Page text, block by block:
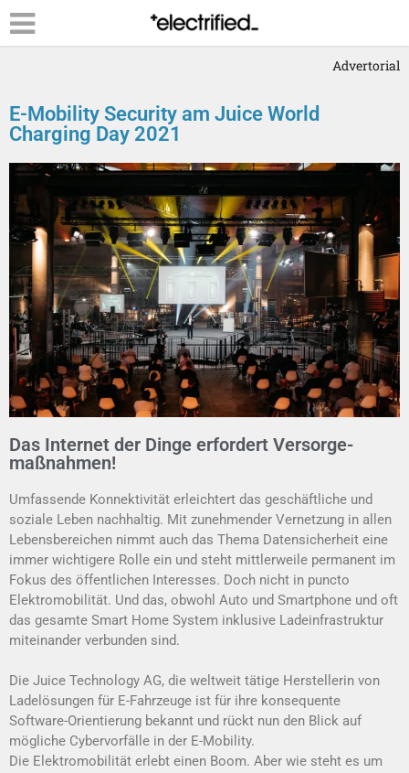
Advertorial
E-Mobility Security am Juice World
Charging Day 2021
Das Internet der Dinge erfordert Versorge­
maßnahmen!
Umfassende Konnektivität erleichtert das geschäft­liche und
soziale Leben nachhaltig. Mit zunehmender Vernetzung in allen
Lebensbereichen nimmt auch das Thema Datensicherheit eine
immer wichtigere Rolle ein und steht mittlerweile permanent im
Fokus des öffent­lichen Interesses. Doch nicht in puncto
Elektro­mobilität. Und das, obwohl Auto und Smartphone und oft
das gesamte Smart Home System inklusive Lade­infrastruktur
miteinander verbunden sind.
Die Juice Technology AG, die weltweit tätige Her­stellerin von
Ladelösungen für E-Fahrzeuge ist für ihre konsequente
Software-Orientierung bekannt und rückt nun den Blick auf
mögliche Cybervorfälle in der E-Mobility.
Die Elektromobilität erlebt einen Boom. Aber wie steht es um